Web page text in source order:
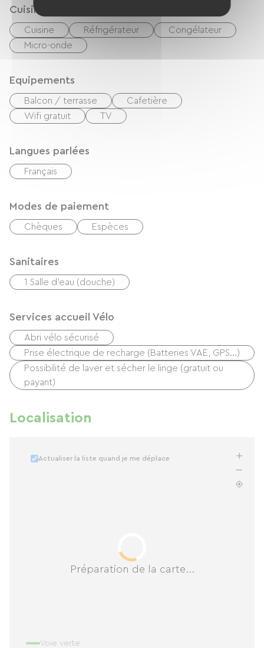
Cuisine
Cuisine Réfrigérateur
Congélateur
Micro-onde
Equipements
Balcon / terrasse
Cafetière
Wifi gratuit
TV
Langues parlées
Français
Modes de paiement
Chèques Espèces
Sanitaires
1 Salle d'eau (douche)
Services accueil Vélo
Abri vélo sécurisé
Prise électrique de recharge (Batteries VAE, GPS…)
Possibilité de laver et sécher le linge (gratuit ou
payant)
Localisation
Préparation de la carte...
Actualiser la liste quand je me déplace
Voie verte